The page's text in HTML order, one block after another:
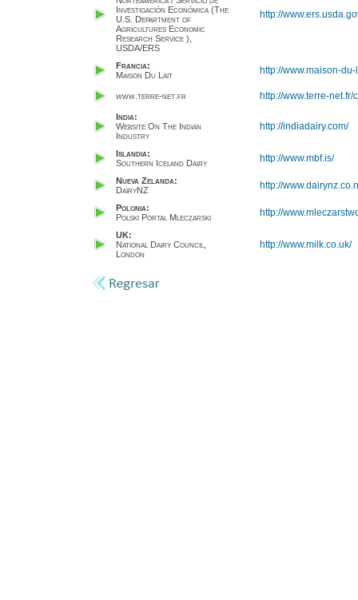
Investigación Económica (The
U.S. Department of
Agricultures Economic
Research Service ),
USDA/ERS
http://
Francia:
Maison Du Lait
http://www.maison-
www.terre-net.fr http://www.terre-
India:
Website On The Indian
Industry
http://indiadairy.com/
Islandia:
Southern Iceland Dairy
http://www.mbf.is/
Nueva Zelanda:
DairyNZ
http://
Polonia:
Polski Portal Mleczarski
http://
UK:
National Dairy Council,
London
http://www.milk.co.uk/